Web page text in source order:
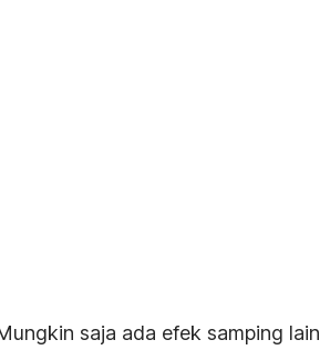
saja ada efek samping lain